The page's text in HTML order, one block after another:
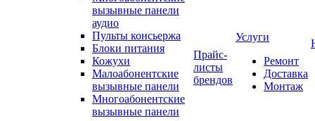
вызывные панели
аудио
Пульты консьержа
Блоки питания
Кожухи
Малоабонентские
вызывные панели
Многоабонентские
вызывные панели
Прайс-
листы
брендов
Услуги
Ремонт
Доставка
Монтаж